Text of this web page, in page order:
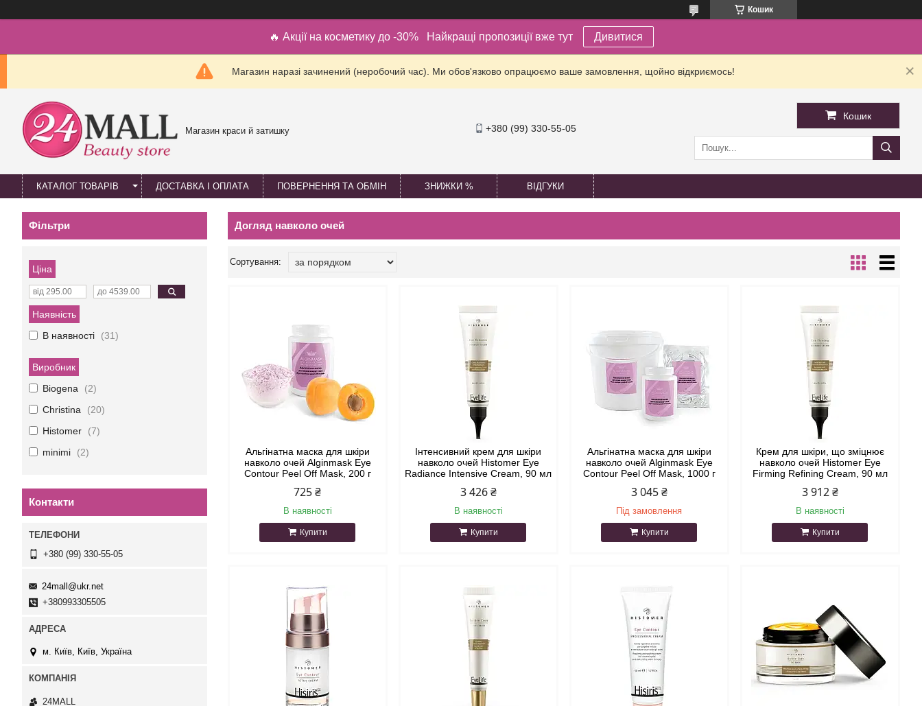
Кошик
🔥 Акції на косметику до -30% Найкращі пропозиції вже тут Дивитися
Магазин наразі зачинений (неробочий час). Ми обов'язково опрацюємо ваше замовлення, щойно відкриємось!
Магазин краси й затишку +380 (99) 330-55-05
Кошик
КАТАЛОГ ТОВАРІВ ДОСТАВКА І ОПЛАТА ПОВЕРНЕННЯ ТА ОБМІН ЗНИЖКИ % ВІДГУКИ
Догляд навколо очей
Альгінатна маска для шкіри
навколо очей Alginmask Eye
Contour Peel Off Mask, 200 г
725 ₴
В наявності
Купити
Інтенсивний крем для шкіри
навколо очей Histomer Eye
Radiance Intensive Cream, 90 мл
3 426 ₴
В наявності
Купити
Альгінатна маска для шкіри
навколо очей Alginmask Eye
Contour Peel Off Mask, 1000 г
3 045 ₴
Під замовлення
Купити
Крем для шкіри, що зміцнює
навколо очей Histomer Eye
Firming Refining Cream, 90 мл
3 912 ₴
В наявності
Купити
Фільтри
Ціна
Наявність
В наявності
31
Виробник
Biogena
2
Christina
20
Histomer
7
minimi
2
Контакти
+380 (99) 330-55-05
24mall@ukr.net
+380993305505
м. Київ, Київ, Україна
24MALL